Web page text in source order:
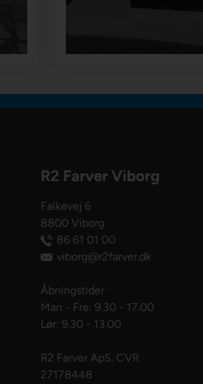
R2 Farver Viborg
Falkevej 6
8800 Viborg
86 61 01 00
viborg@r2farver.dk
Åbningstider
Man - Fre: 9.30 - 17.00
Lør: 9.30 - 13.00
R2 Farver ApS. CVR
27178448